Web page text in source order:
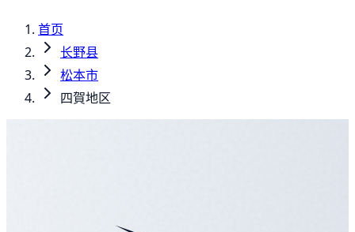
首页
长野县
松本市
四賀地区